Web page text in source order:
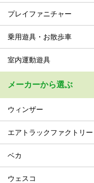
プレイファニチャー
乗用遊具・お散歩車
室内運動遊具
メーカーから選ぶ
ウィンザー
エアトラックファクトリー
ベカ
ウェスコ